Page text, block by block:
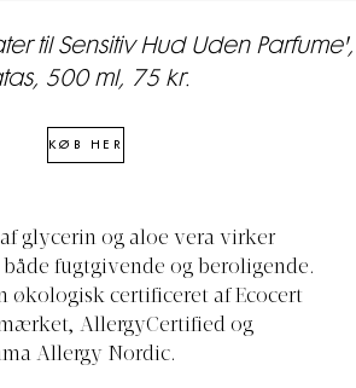
til Sensitiv Hud Uden Parfume',
500 ml, 75 kr.
KØB HER
glycerin og aloe vera virker
både fugtgivende og beroligende.
økologisk certificeret af Ecocert
AllergyCertified og
Allergy Nordic.